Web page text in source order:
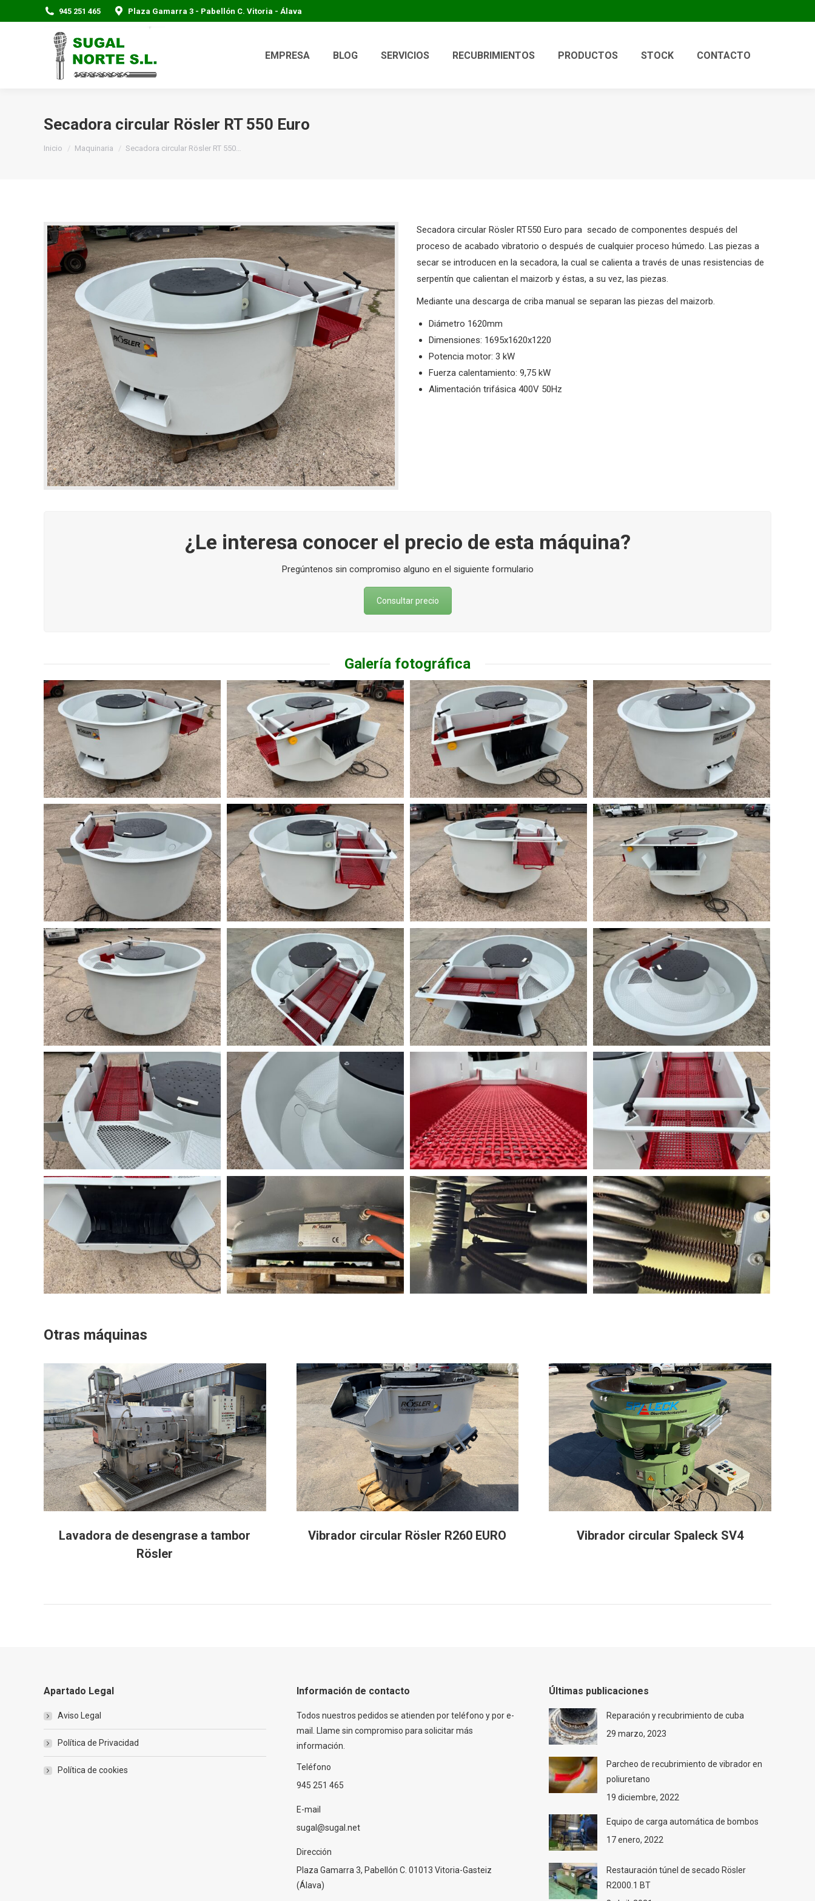
945 251 465 Plaza Gamarra 3 - Pabellón C. Vitoria - Álava
EMPRESA BLOG SERVICIOS RECUBRIMIENTOS PRODUCTOS STOCK CONTACTO
Secadora circular Rösler RT 550 Euro
Inicio Maquinaria Secadora circular Rösler RT 550…
Secadora circular Rösler RT550 Euro para secado de componentes después del
proceso de acabado vibratorio o después de cualquier proceso húmedo. Las piezas a
secar se introducen en la secadora, la cual se calienta a través de unas resistencias de
serpentín que calientan el maizorb y éstas, a su vez, las piezas.
Mediante una descarga de criba manual se separan las piezas del maizorb.
Diámetro 1620mm
Dimensiones: 1695x1620x1220
Potencia motor: 3 kW
Fuerza calentamiento: 9,75 kW
Alimentación trifásica 400V 50Hz
¿Le interesa conocer el precio de esta máquina?
Pregúntenos sin compromiso alguno en el siguiente formulario
Consultar precio
Galería fotográfica
Otras máquinas
Lavadora de desengrase a tambor
Rösler
Vibrador circular Rösler R260 EURO Vibrador circular Spaleck SV4
Apartado Legal
Aviso Legal
Política de Privacidad
Política de cookies
Información de contacto
Todos nuestros pedidos se atienden por teléfono y por e-
mail. Llame sin compromiso para solicitar más
información.
Teléfono
945 251 465
E-mail
sugal@sugal.net
Dirección
Plaza Gamarra 3, Pabellón C. 01013 Vitoria-Gasteiz
(Álava)
Últimas publicaciones
Reparación y recubrimiento de cuba
29 marzo, 2023
Parcheo de recubrimiento de vibrador en
poliuretano
19 diciembre, 2022
Equipo de carga automática de bombos
17 enero, 2022
Restauración túnel de secado Rösler
R2000.1 BT